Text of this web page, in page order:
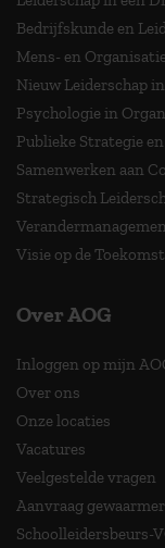
Bedrijfskunde en
Mens- en
Nieuw Leiderschap
Psychologie in
Publieke Strategie
Samenwerken aan
Strategisch
Visie op de Toekomst
Over AOG
Inloggen op mijn
Over ons
Onze locaties
Vacatures
Veelgestelde vragen
Aanvraag
Schoolleidersbeurs-